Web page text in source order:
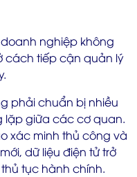
nghiệp không
cách tiếp cận quản lý
phải chuẩn bị nhiều
lặp giữa các cơ quan.
xác minh thủ công và
dữ liệu điện tử trở
tục hành chính.